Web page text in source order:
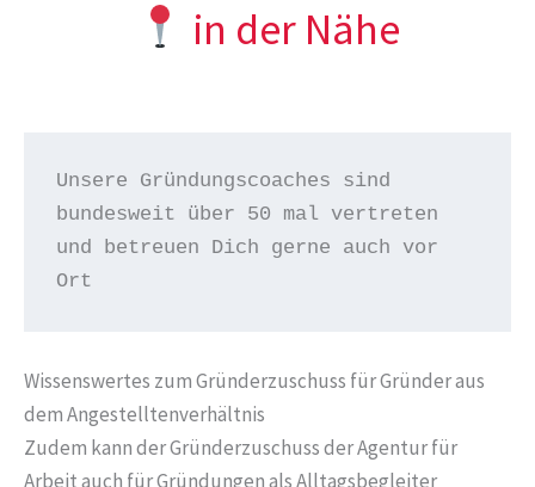
in der Nähe
Unsere Gründungscoaches sind
bundesweit über 50 mal vertreten
und betreuen Dich gerne auch vor
Ort
Wissenswertes zum Gründerzuschuss für Gründer aus
dem Angestelltenverhältnis
Zudem kann der Gründerzuschuss der Agentur für
Arbeit auch für Gründungen als Alltagsbegleiter